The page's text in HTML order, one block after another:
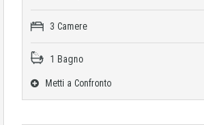
3 Camere
1 Bagno
Metti a Confronto